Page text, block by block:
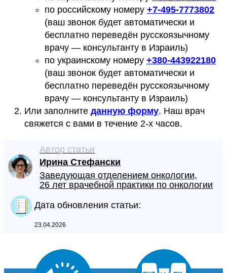
по российскому номеру +7-495-7773802
(ваш звонок будет автоматически и
бесплатно переведён русскоязычному
врачу — консультанту в Израиль)
по украинскому номеру +380-443922180
(ваш звонок будет автоматически и
бесплатно переведён русскоязычному
врачу — консультанту в Израиль)
Или заполните данную форму. Наш врач
свяжется с вами в течение 2-х часов.
Автор статьи
Ирина Стефански
Заведующая отделением онкологии,
26 лет врачебной практики по онкологии
Дата обновления статьи:
23.04.2026